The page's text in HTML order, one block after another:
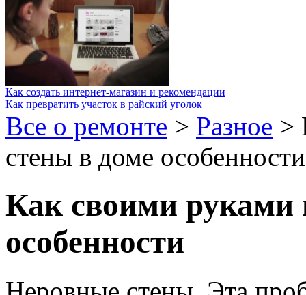
Как создать интернет-магазин и рекомендации
Как превратить участок в райский уголок
Все о ремонте > Разное >
стены в доме особенности
Как своими руками
особенности